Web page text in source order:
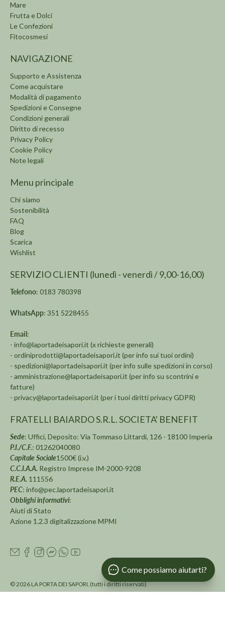
Mare
Frutta e Dolci
Le Confezioni
Fitocosmesi
NAVIGAZIONE
Supporto e Assistenza
Come acquistare
Modalità di pagamento
Spedizioni e Consegne
Condizioni generali
Diritto di recesso
Privacy Policy
Cookie Policy
Note legali
Menu principale
Chi siamo
Sostenibilità
FAQ
Blog
Scarica
Wishlist
SERVIZIO CLIENTI (lunedì - venerdì / 9,00-16,00)
Telefono: 0183 780398
WhatsApp: 351 5228455
Email:
- info@laportadeisapori.it (x richieste generali)
- ordiniprodotti@laportadeisapori.it (per info sui tuoi ordini)
- spedizioni@laportadeisapori.it (per info sulle spedizioni in corso)
- amministrazione@laportadeisapori.it (per info su scontrini e
fatture)
- privacy@laportadeisapori.it (per i tuoi diritti privacy GDPR)
FRATELLI BAIARDO S.R.L. SOCIETA' BENEFIT
Sede: Uffici, Deposito: Via Tommaso Littardi, 126 - 18100 Imperia
P.I./C.F.: 01262040080
Capitale Sociale1500€ (i.v.)
C.C.I.A.A. Registro Imprese IM-2000-9208
R.E.A. 111556
PEC: info@pec.laportadeisapori.it
Obblighi informativi:
Aiuti di Stato
Azione 1.2.3 digitalizzazione MPMI
© 2026 LA PORTA DEI SAPORI (tutti i diritti riservati)
Come possiamo aiutarti?